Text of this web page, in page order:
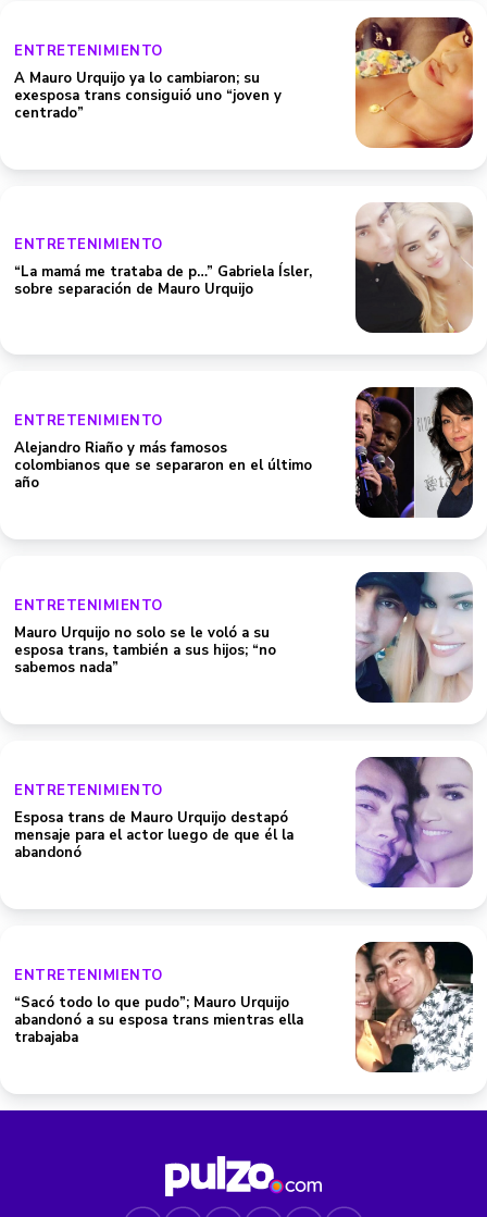
ENTRETENIMIENTO
A Mauro Urquijo ya lo cambiaron; su
exesposa trans consiguió uno “joven y
centrado”
ENTRETENIMIENTO
“La mamá me trataba de p…” Gabriela Ísler,
sobre separación de Mauro Urquijo
ENTRETENIMIENTO
Alejandro Riaño y más famosos
colombianos que se separaron en el último
año
ENTRETENIMIENTO
Mauro Urquijo no solo se le voló a su
esposa trans, también a sus hijos; “no
sabemos nada”
ENTRETENIMIENTO
Esposa trans de Mauro Urquijo destapó
mensaje para el actor luego de que él la
abandonó
ENTRETENIMIENTO
“Sacó todo lo que pudo”; Mauro Urquijo
abandonó a su esposa trans mientras ella
trabajaba